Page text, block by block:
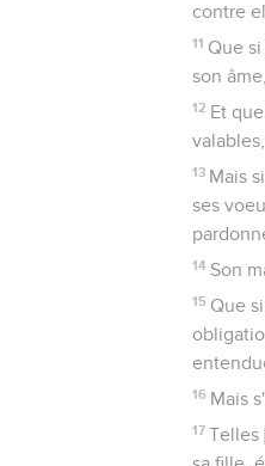
contre
11 Que
son
12 Et
13 Mais
ses
14 Son
15 Que
16 Mais
17 Telles